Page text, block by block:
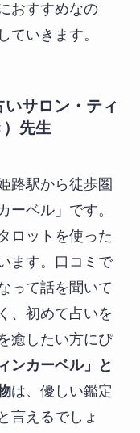
おすすめなの
ていきます。
サロン・ティ
先生
路駅から徒歩圏
ーベル」です。
ロットを使った
ます。口コミで
って話を聞いて
、初めて占いを
癒したい方にぴ
ンカーベル」と
は、優しい鑑定
言えるでしょ